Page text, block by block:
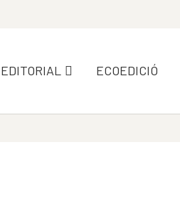
EDITORIAL ECOEDICIÓ